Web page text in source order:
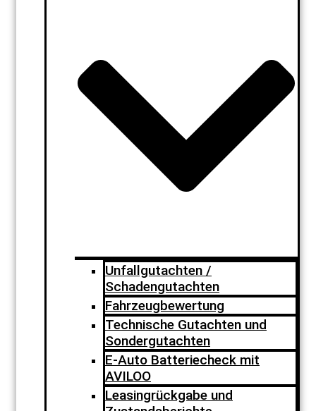
Unfallgutachten /
Schadengutachten
Fahrzeugbewertung
Technische Gutachten und
Sondergutachten
E-Auto Batteriecheck mit
AVILOO
Leasingrückgabe und